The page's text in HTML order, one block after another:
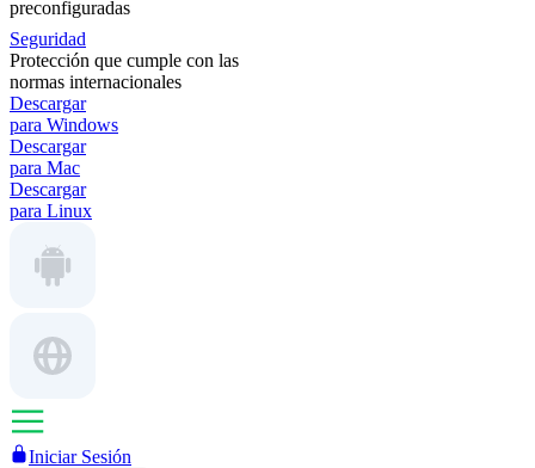
preconfiguradas
Seguridad
Protección que cumple con las
normas internacionales
Descargar
para Windows
Descargar
para Mac
Descargar
para Linux
Iniciar Sesión